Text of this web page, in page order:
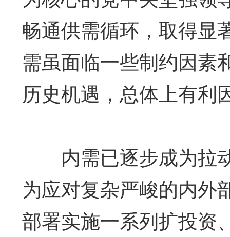
畅通供需循环，取得显
需虽面临一些制约因素
历史机遇，总体上有利
内需已逐步成为拉
为应对复杂严峻的内外
部署实施一系列扩投资